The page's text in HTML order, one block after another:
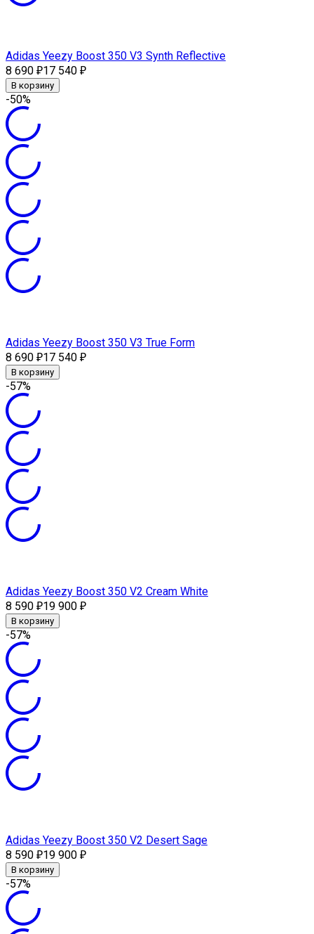
Adidas Yeezy Boost 350 V3 Synth Reflective
8 690 ₽17 540 ₽
В корзину
-50%
Adidas Yeezy Boost 350 V3 True Form
8 690 ₽17 540 ₽
В корзину
-57%
Adidas Yeezy Boost 350 V2 Cream White
8 590 ₽19 900 ₽
В корзину
-57%
Adidas Yeezy Boost 350 V2 Desert Sage
8 590 ₽19 900 ₽
В корзину
-57%